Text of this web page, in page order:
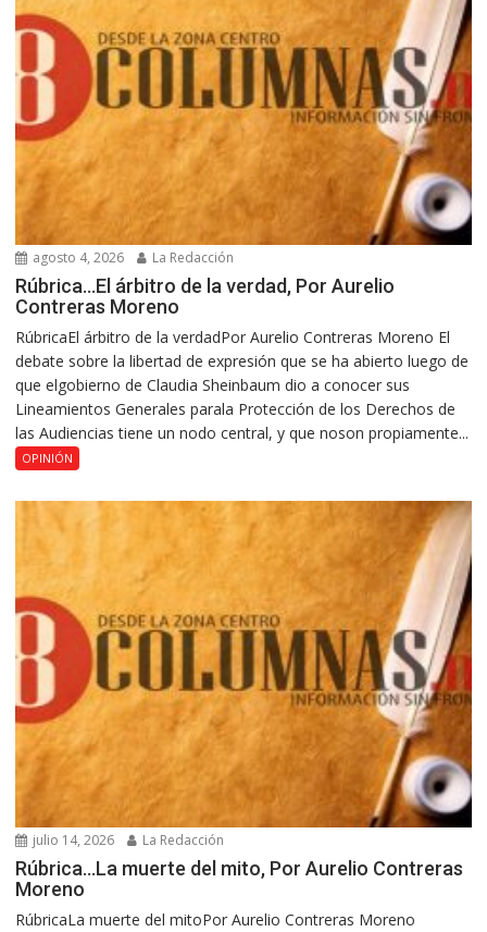
agosto 4, 2026 La Redacción
Rúbrica…El árbitro de la verdad, Por Aurelio
Contreras Moreno
RúbricaEl árbitro de la verdadPor Aurelio Contreras Moreno El
debate sobre la libertad de expresión que se ha abierto luego de
que elgobierno de Claudia Sheinbaum dio a conocer sus
Lineamientos Generales parala Protección de los Derechos de
las Audiencias tiene un nodo central, y que noson propiamente...
OPINIÓN
julio 14, 2026 La Redacción
Rúbrica…La muerte del mito, Por Aurelio Contreras
Moreno
RúbricaLa muerte del mitoPor Aurelio Contreras Moreno